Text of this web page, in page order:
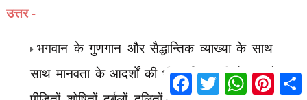
उत्तर -
भगवान के गुणगान और सैद्धान्तिक व्याख्या के साथ-
साथ मानवता के आदर्शों की भी प्रतिष्ठा की है। इनमें
a
T
w
W
h